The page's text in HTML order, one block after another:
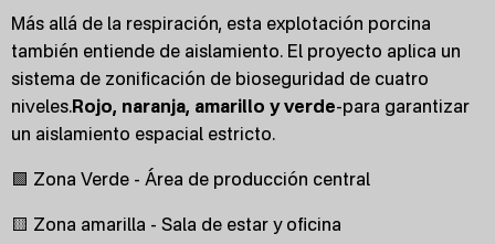
Más allá de la respiración, esta explotación porcina
también entiende de aislamiento. El proyecto aplica un
sistema de zonificación de bioseguridad de cuatro
niveles.Rojo, naranja, amarillo y verde-para garantizar
un aislamiento espacial estricto.
🟩 Zona Verde - Área de producción central
🟨 Zona amarilla - Sala de estar y oficina